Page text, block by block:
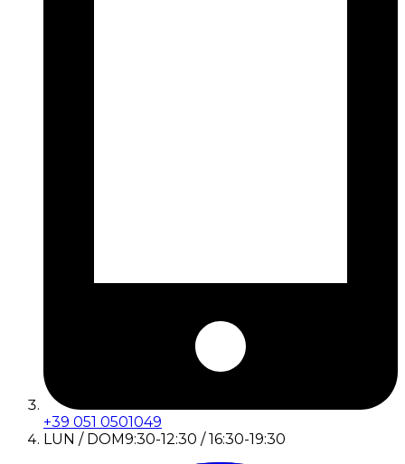
+39 051 0501049
LUN / DOM9:30-12:30 / 16:30-19:30